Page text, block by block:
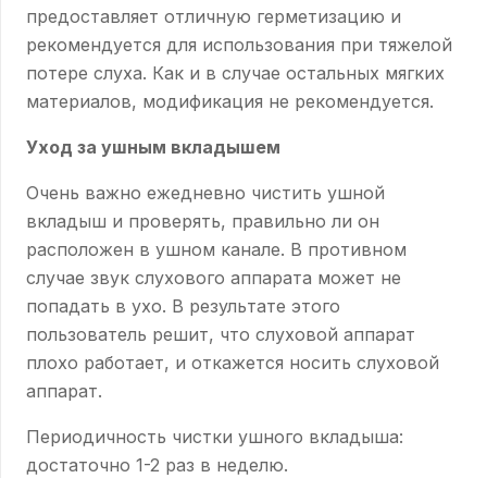
предоставляет отличную герметизацию и
рекомендуется для использования при тяжелой
потере слуха. Как и в случае остальных мягких
материалов, модификация не рекомендуется.
Уход за ушным вкладышем
Очень важно ежедневно чистить ушной
вкладыш и проверять, правильно ли он
расположен в ушном канале. В противном
случае звук слухового аппарата может не
попадать в ухо. В результате этого
пользователь решит, что слуховой аппарат
плохо работает, и откажется носить слуховой
аппарат.
Периодичность чистки ушного вкладыша:
достаточно 1-2 раз в неделю.